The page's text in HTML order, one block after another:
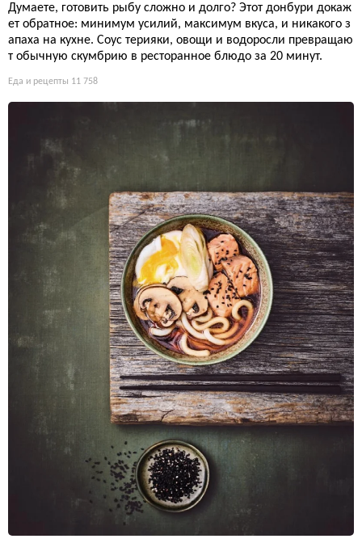
Думаете, готовить рыбу сложно и долго? Этот донбури докаж
ет обратное: минимум усилий, максимум вкуса, и никакого з
апаха на кухне. Соус терияки, овощи и водоросли превращаю
т обычную скумбрию в ресторанное блюдо за 20 минут.
Еда и рецепты 11 758